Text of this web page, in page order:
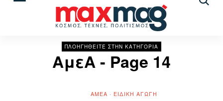
ΠΛΟΗΓΗΘΕΙΤΕ ΣΤΗΝ ΚΑΤΗΓΟΡΙΑ
ΑμεΑ- Page 14
ΑΜΕΑ · ΕΙΔΙΚΉ ΑΓΩΓΉ